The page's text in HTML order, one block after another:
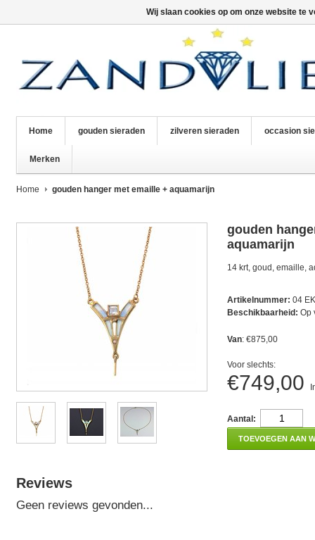
Home gouden sieraden zilveren sieraden occasion
Merken
Home gouden hanger met emaille + aquamarijn
gouden
aquamarijn
14 krt, goud, emaille,
Artikelnummer: 04
Beschikbaarheid: Op
Van: €875,00
Voor slechts:
€749,00
Aantal:
TOEVOEGEN AAN
Reviews
Geen reviews gevonden...
Wij slaan cookies op om onze website te